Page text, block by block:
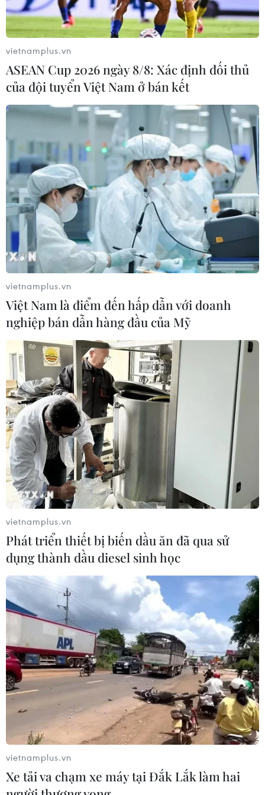
vietnamplus.vn
ASEAN Cup 2026 ngày 8/8: Xác định đối thủ
của đội tuyển Việt Nam ở bán kết
vietnamplus.vn
Việt Nam là điểm đến hấp dẫn với doanh
nghiệp bán dẫn hàng đầu của Mỹ
vietnamplus.vn
Phát triển thiết bị biến dầu ăn đã qua sử
dụng thành dầu diesel sinh học
vietnamplus.vn
Xe tải va chạm xe máy tại Đắk Lắk làm hai